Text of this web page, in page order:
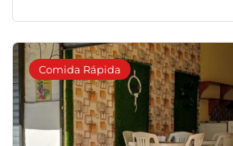
Comida Rápida